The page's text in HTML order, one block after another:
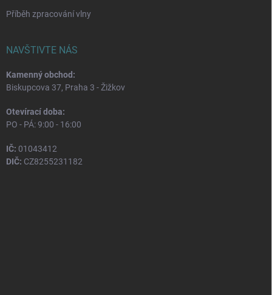
Příběh zpracování vlny
NAVŠTIVTE NÁS
Kamenný obchod:
Biskupcova 37, Praha 3 - Žižkov
Otevírací doba:
PO - PÁ: 9:00 - 16:00
IČ: 01043412
DIČ: CZ8255231182